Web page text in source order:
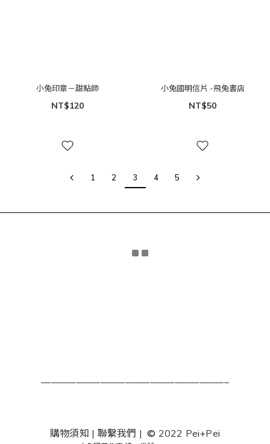
小兔印章－甜點師
NT$120
小兔國明信片 -飛兔書店
NT$50
1 2 3 4 5
購物須知 | 聯繫我們 |© 2022 Pei+Pei